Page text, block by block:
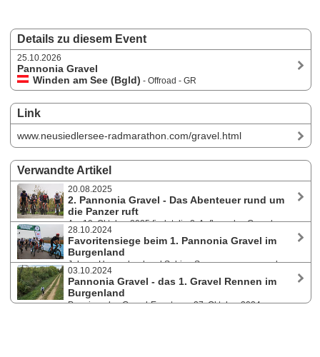
Details zu diesem Event
25.10.2026
Pannonia Gravel
Winden am See (Bgld) - Offroad - GR
Link
www.neusiedlersee-radmarathon.com/gravel.html
Verwandte Artikel
20.08.2025
2. Pannonia Gravel - Das Abenteuer rund um
die Panzer ruft
Am 19. Oktober 2025 findet die 2. Auflage des Gravels
rund um Winden am See statt. Über den normalerweise gesperrten
Truppenübungsplatz Bruckneudorf wartet eine spektakuläre Strecke mit
vielen Höhenmetern im Herzen des Burgenlands - erstmals sind auch
alle E-Biker eingeladen. Wir verlosen 5 Startplätze!
28.10.2024
Favoritensiege beim 1. Pannonia Gravel im
Burgenland
Johnny Hoogerland und Sabine Sommer gewannen das
erste Gravel-Rennen im Burgenland. Knapp 300 Starter:innen nahmen
am 27. Oktober 2024 das Abenteuer im normalerweise gesperrten
Truppenübungsplatz des Bundesheeres rund um Winden am See in
03.10.2024
Pannonia Gravel - das 1. Gravel Rennen im
Burgenland
Premiere des Gravel-Events am 27. Oktober 2024.